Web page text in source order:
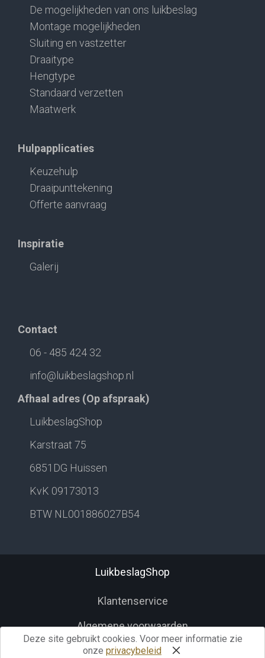
De mogelijkheden van ons luikbeslag
Montage mogelijkheden
Sluiting en vastzetter
Draaitype
Hengtype
Standaard verzetten
Maatwerk
Hulpapplicaties
Keuzehulp
Draaipunttekening
Offerte aanvraag
Inspiratie
Galerij
Contact
06 - 485 424 32
info@luikbeslagshop.nl
Afhaal adres (Op afspraak)
LuikbeslagShop
Karstraat 75
6851DG Huissen
KvK 09173013
BTW NL001886027B54
LuikbeslagShop
Klantenservice
Algemene voorwaarden
Herroepingsrecht
Deze site gebruikt cookies. Voor meer informatie zie
onze privacybeleid